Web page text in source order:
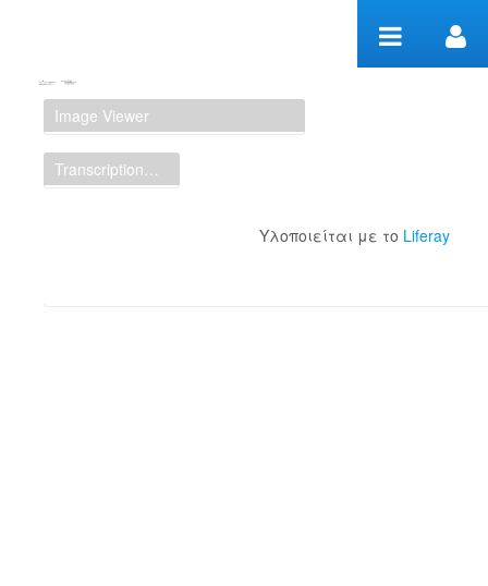
Manuscript Workspace
Image Viewer
Transcription Display
Υλοποιείται με το Liferay